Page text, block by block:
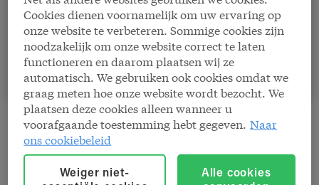
het dan op een termijnrekening van
Europabank.
Ontdek de rentevoeten
Tap to Pay op iPhone
Cookies dienen voornamelijk om uw ervaring op
onze website te verbeteren. Sommige cookies zijn
noodzakelijk om onze website correct te laten
functioneren en daarom plaatsen wij ze
automatisch. We gebruiken ook cookies omdat we
graag meten hoe onze website wordt bezocht. We
plaatsen deze cookies alleen wanneer u
voorafgaande toestemming hebt gegeven. Naar
ons cookiebeleid
Weiger niet-
Alle cookies